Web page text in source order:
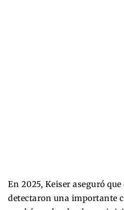
En 2025, Keiser aseguró
detectaron una importante